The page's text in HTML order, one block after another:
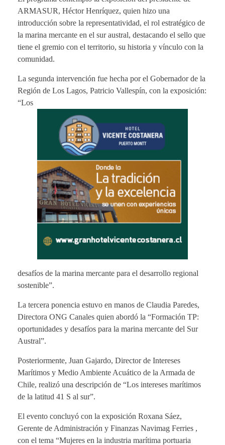
ARMASUR, Héctor Henríquez, quien hizo una
introducción sobre la representatividad, el rol estratégico de
la marina mercante en el sur austral, destacando el sello que
tiene el gremio con el territorio, su historia y vínculo con la
comunidad.
La segunda intervención fue hecha por el Gobernador de la
Región de Los Lagos, Patricio Vallespín, con la exposición:
“Los
desafíos de la marina mercante para el desarrollo regional
sostenible”.
La tercera ponencia estuvo en manos de Claudia Paredes,
Directora ONG Canales quien abordó la “Formación TP:
oportunidades y desafíos para la marina mercante del Sur
Austral”.
Posteriormente, Juan Gajardo, Director de Intereses
Marítimos y Medio Ambiente Acuático de la Armada de
Chile, realizó una descripción de “Los intereses marítimos
de la latitud 41 S al sur”.
El evento concluyó con la exposición Roxana Sáez,
Gerente de Administración y Finanzas Navimag Ferries ,
con el tema “Mujeres en la industria marítima portuaria